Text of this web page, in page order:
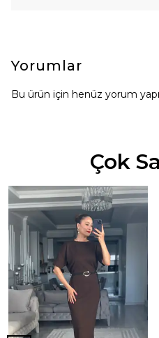
Yorumlar
Bu ürün için henüz yorum
Çok